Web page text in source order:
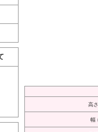
高
幅